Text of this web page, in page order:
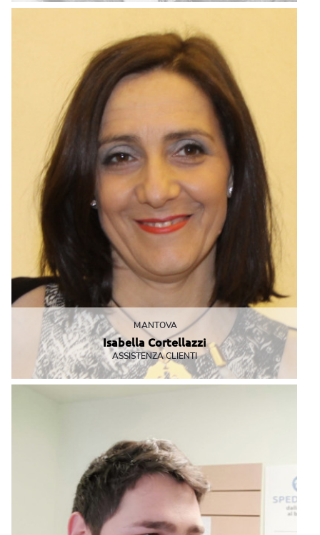
Ogni riccio un capriccio
MANTOVA
Isabella Cortellazzi
ASSISTENZA CLIENTI
Tra un'importazione e una pratica burocratica fa anche la